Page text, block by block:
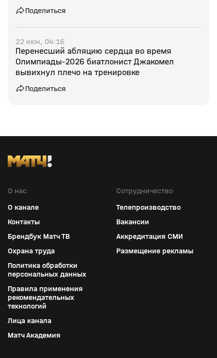
Поделиться
22 июн, 04:16
Перенесший абляцию сердца во время
Олимпиады‑2026 биатлонист Джакомел
вывихнул плечо на тренировке
Поделиться
О нас
О канале
Контакты
Брендбук Матч ТВ
Охрана труда
Политика обработки
персональных данных
Правила применения
рекомендательных
технологий
Лица канала
Матч Академия
Сотрудничество
Телепроизводство
Вакансии
Аккредитация СМИ
Размещение рекламы